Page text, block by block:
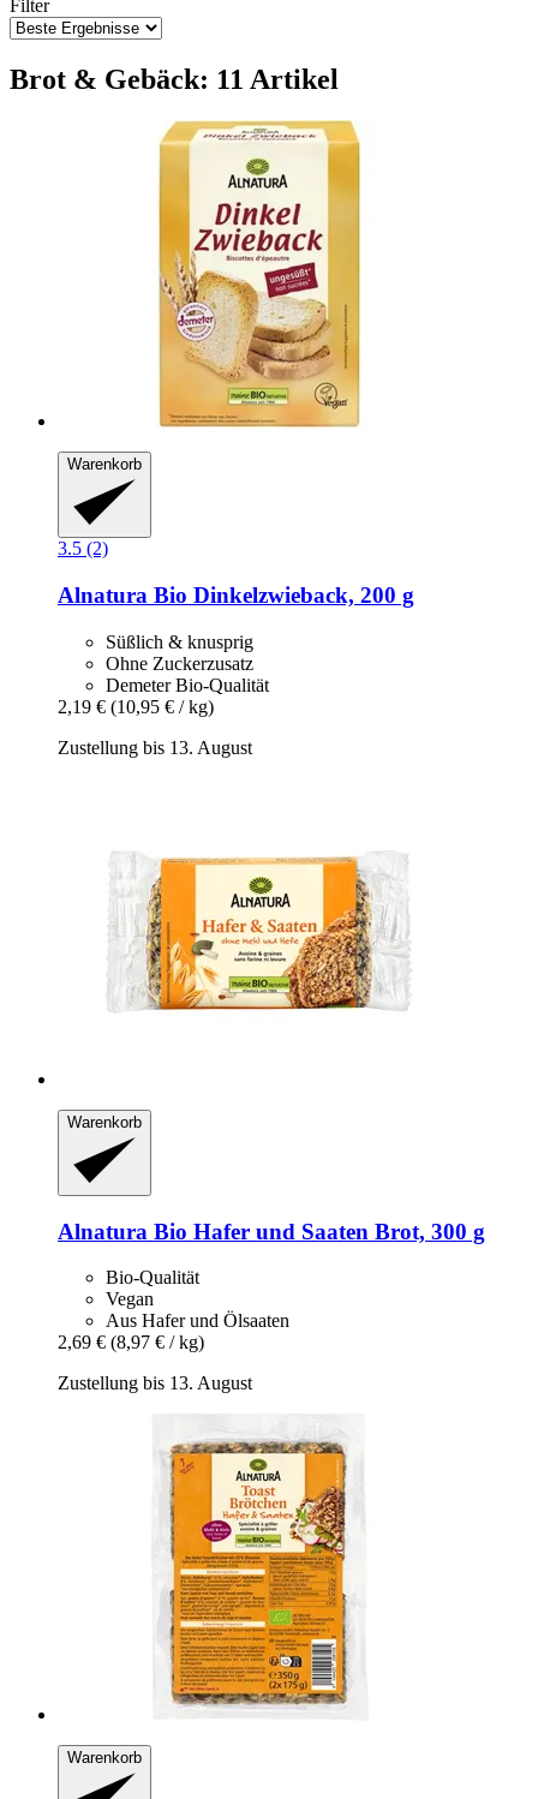
Filter
Brot & Gebäck: 11 Artikel
Warenkorb
3.5 (2)
Alnatura Bio Dinkelzwieback, 200 g
Süßlich & knusprig
Ohne Zuckerzusatz
Demeter Bio-Qualität
2,19 € (10,95 € / kg)
Zustellung bis 13. August
Warenkorb
Alnatura Bio Hafer und Saaten Brot, 300 g
Bio-Qualität
Vegan
Aus Hafer und Ölsaaten
2,69 € (8,97 € / kg)
Zustellung bis 13. August
Warenkorb